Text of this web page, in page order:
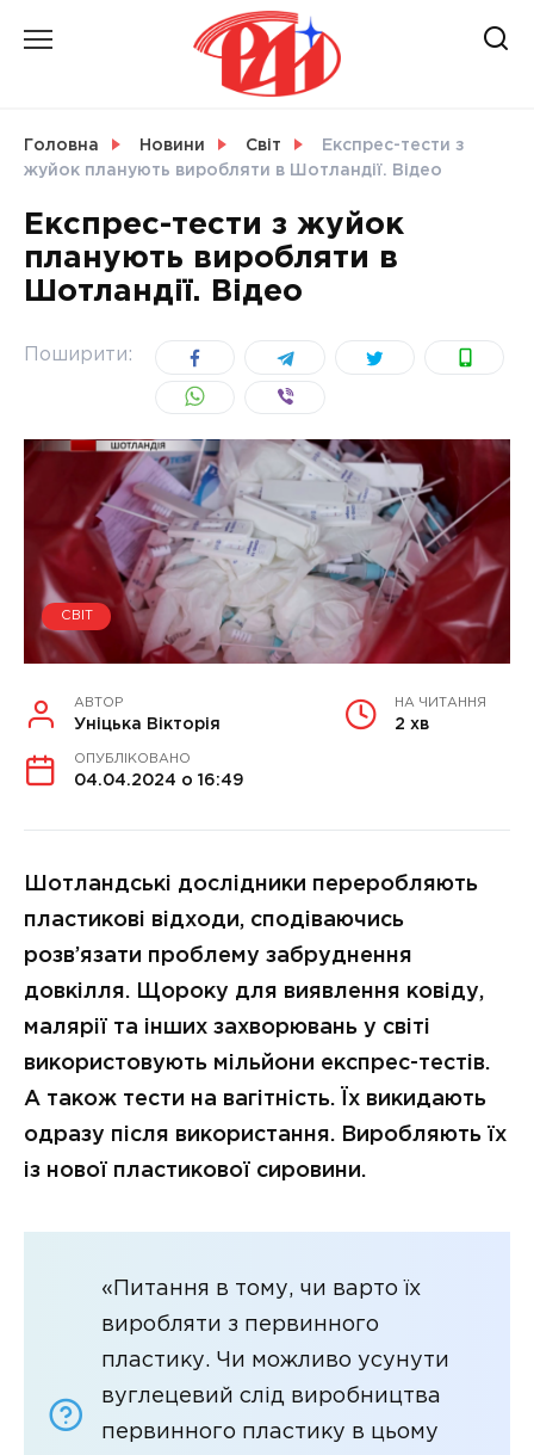
Головна Новини Світ
Експрес-тести з
жуйок планують виробляти в Шотландії. Відео
Експрес-тести з жуйок
планують виробляти в
Шотландії. Відео
Поширити:
СВІТ
АВТОР
Уніцька Вікторія
НА ЧИТАННЯ
2 хв
ОПУБЛІКОВАНО
04.04.2024 о 16:49
Шотландські дослідники переробляють
пластикові відходи, сподіваючись
розв’язати проблему забруднення
довкілля. Щороку для виявлення ковіду,
малярії та інших захворювань у світі
використовують мільйони експрес-тестів.
А також тести на вагітність. Їх викидають
одразу після використання. Виробляють їх
із нової пластикової сировини.
«Питання в тому, чи варто їх
виробляти з первинного
пластику. Чи можливо усунути
вуглецевий слід виробництва
первинного пластику в цьому